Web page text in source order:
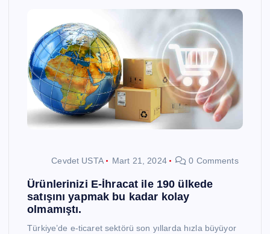
Cevdet USTA Mart 21, 2024 0 Comments
Ürünlerinizi E-İhracat ile 190 ülkede
satışını yapmak bu kadar kolay
olmamıştı.
Türkiye’de e-ticaret sektörü son yıllarda hızla büyüyor